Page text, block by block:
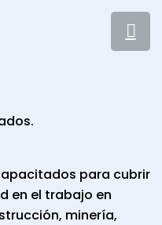
para cubrir
en el trabajo en
minería,